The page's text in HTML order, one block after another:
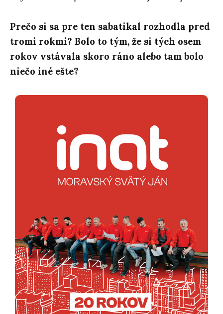
Prečo si sa pre ten sabatikal rozhodla pred
tromi rokmi? Bolo to tým, že si tých osem
rokov vstávala skoro ráno alebo tam bolo
niečo iné ešte?